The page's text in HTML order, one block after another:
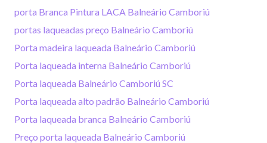
porta Branca Pintura LACA Balneário Camboriú
portas laqueadas preço Balneário Camboriú
Porta madeira laqueada Balneário Camboriú
Porta laqueada interna Balneário Camboriú
Porta laqueada Balneário Camboriú SC
Porta laqueada alto padrão Balneário Camboriú
Porta laqueada branca Balneário Camboriú
Preço porta laqueada Balneário Camboriú